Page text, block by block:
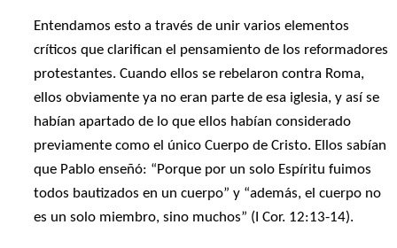
Entendamos esto a través de unir varios elementos
críticos que clarifican el pensamiento de los reformadores
protestantes. Cuando ellos se rebelaron contra Roma,
ellos obviamente ya no eran parte de esa iglesia, y así se
habían apartado de lo que ellos habían considerado
previamente como el único Cuerpo de Cristo. Ellos sabían
que Pablo enseñó: “Porque por un solo Espíritu fuimos
todos bautizados en un cuerpo” y “además, el cuerpo no
es un solo miembro, sino muchos” (I Cor. 12:13-14).